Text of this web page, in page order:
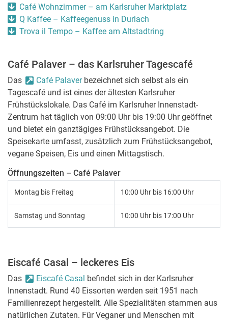
Café Wohnzimmer – am Karlsruher Marktplatz
Q Kaffee – Kaffeegenuss in Durlach
Trova il Tempo – Kaffee am Altstadtring
Café Palaver – das Karlsruher Tagescafé
Das Café Palaverbezeichnet sich selbst als ein
Tagescafé und ist eines der ältesten Karlsruher
Frühstückslokale. Das Café im Karlsruher Innenstadt-
Zentrum hat täglich von 09:00 Uhr bis 19:00 Uhr geöffnet
und bietet ein ganztägiges Frühstücksangebot. Die
Speisekarte umfasst, zusätzlich zum Frühstücksangebot,
vegane Speisen, Eis und einen Mittagstisch.
Öffnungszeiten – Café Palaver
Montag bis Freitag 10:00 Uhr bis 16:00 Uhr
Samstag und Sonntag 10:00 Uhr bis 17:00 Uhr
Eiscafé Casal – leckeres Eis
Das Eiscafé Casal befindet sich in der Karlsruher
Innenstadt. Rund 40 Eissorten werden seit 1951 nach
Familienrezept hergestellt. Alle Spezialitäten stammen aus
natürlichen Zutaten. Für Veganer und Menschen mit